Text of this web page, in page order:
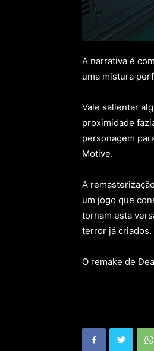
A narrativa é
uma mistura
Vale salientar
proximidade
personagem
Motive.
A
um jogo que
tornam esta
terror já criados.
O remake de